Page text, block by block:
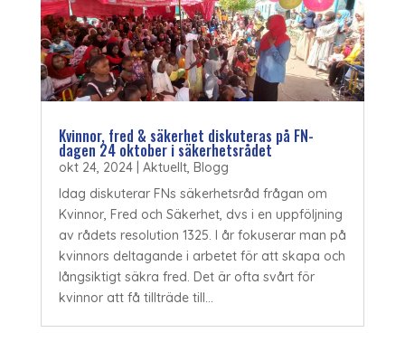
Kvinnor, fred & säkerhet diskuteras på FN-
dagen 24 oktober i säkerhetsrådet
okt 24, 2024| Aktuellt, Blogg
Idag diskuterar FNs säkerhetsråd frågan om
Kvinnor, Fred och Säkerhet, dvs i en uppföljning
av rådets resolution 1325. I år fokuserar man på
kvinnors deltagande i arbetet för att skapa och
långsiktigt säkra fred. Det är ofta svårt för
kvinnor att få tillträde till...